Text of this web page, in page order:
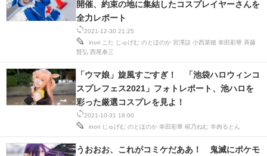
エネルギーの専門メディア
建設×テクノロジーの最前線
ちょっと気になるネットの話題
2021-12-30 21:25
inori こた じゅげむ のとほのか 宮澤諒 小西菜穂 幸田彩華 斉藤
賢弘 西尾泰三
開催、約束の地に集結したコスプレイヤーさんを
全力レポート
2021-10-31 18:00
inori じゅげむ のとほのか 幸田彩華 椛乃ねむ 羊肉るとん
「ウマ娘」旋風すごすぎ！ 「池袋ハロウィンコ
スプレフェス2021」フォトレポート、池ハロを
彩った厳選コスプレを見よ！
うおおお、これがコミケだああ！ 鬼滅にポケモ